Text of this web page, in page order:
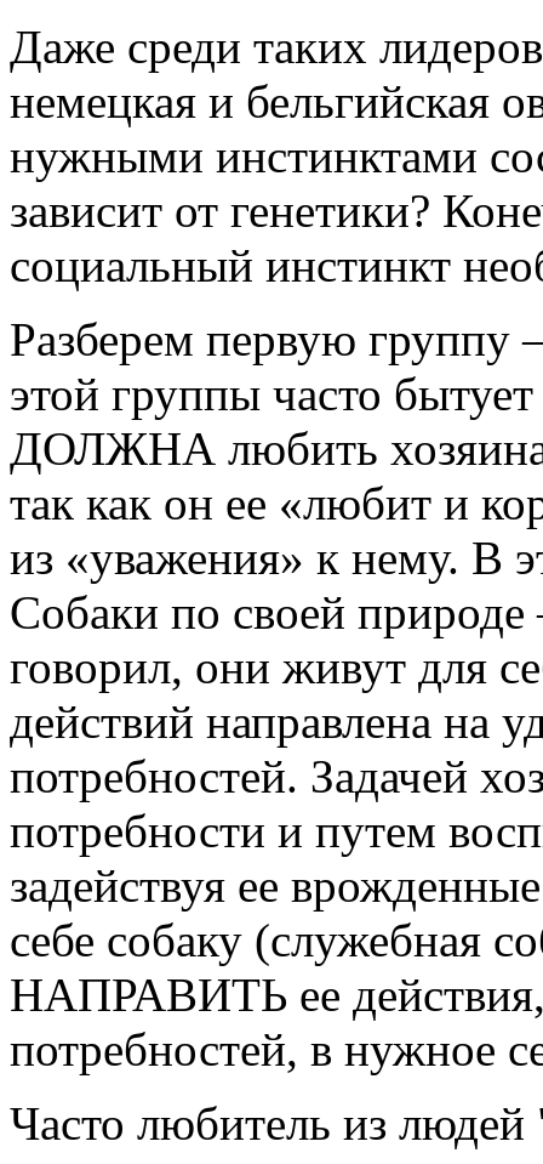
Даже среди таких
немецкая и бельгийская
нужными инстинктами
зависит от генетики?
социальный инстинкт
Разберем первую группу
этой группы часто
ДОЛЖНА любить хозяина
так как он ее «любит и
из «уважения» к нему. В
Собаки по своей
говорил, они живут для
действий направлена на
потребностей. Задачей
потребности и путем
задействуя ее
себе собаку (служебная
НАПРАВИТЬ ее
потребностей, в нужное
Часто любитель из